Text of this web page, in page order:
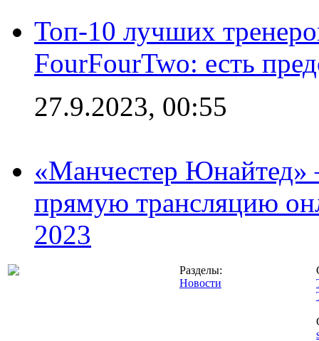
Топ-10 лучших
FourFourTwo: есть
27.9.2023, 00:55
«Манчестер Юнайтед»
прямую трансляцию
2023
Разделы:
Новости